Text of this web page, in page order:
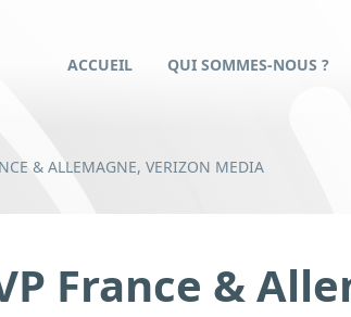
ACCUEIL QUI SOMMES-NOUS ?
& ALLEMAGNE, VERIZON MEDIA
France &